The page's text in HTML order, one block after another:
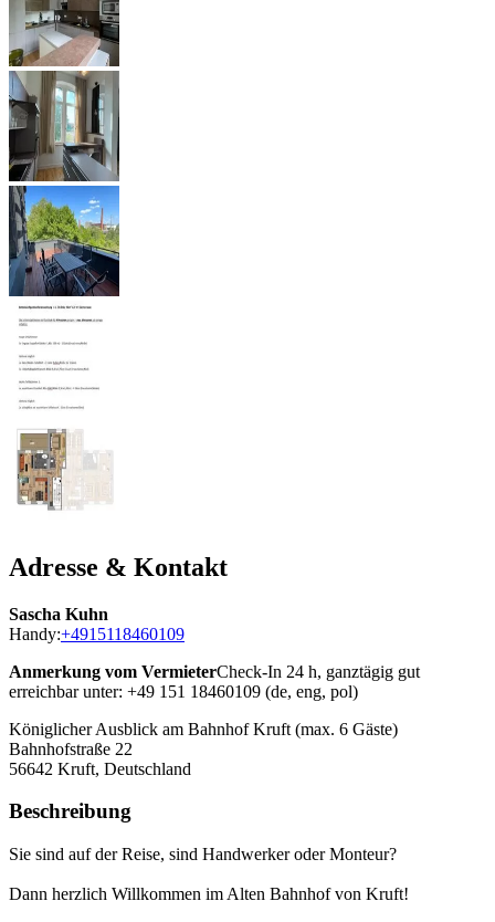
Adresse & Kontakt
Sascha Kuhn
Handy:+4915118460109
Anmerkung vom VermieterCheck-In 24 h, ganztägig gut
erreichbar unter: +49 151 18460109 (de, eng, pol)
Königlicher Ausblick am Bahnhof Kruft (max. 6 Gäste)
Bahnhofstraße 22
56642 Kruft, Deutschland
Beschreibung
Sie sind auf der Reise, sind Handwerker oder Monteur?
Dann herzlich Willkommen im Alten Bahnhof von Kruft!